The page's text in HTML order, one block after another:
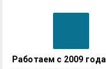
Работаем с 2009 года